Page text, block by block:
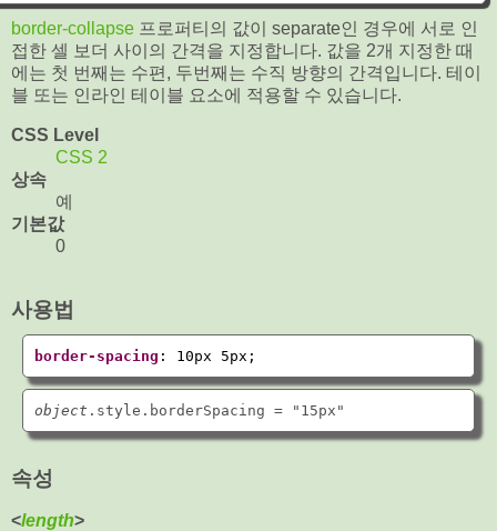
border-collapse 프로퍼티의 값이 separate인 경우에 서로 인
접한 셀 보더 사이의 간격을 지정합니다. 값을 2개 지정한 때
에는 첫 번째는 수편, 두번째는 수직 방향의 간격입니다. 테이
블 또는 인라인 테이블 요소에 적용할 수 있습니다.
CSS Level
CSS 2
상속
예
기본값
0
사용법
border-spacing : 10px 5px ;
object
속성
<length>